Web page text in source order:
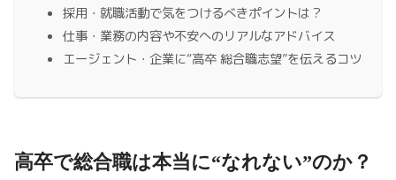
採用・就職活動で気をつけるべきポイントは？
仕事・業務の内容や不安へのリアルなアドバイス
エージェント・企業に“高卒 総合職志望”を伝えるコツ
高卒で総合職は本当に“なれない”のか？